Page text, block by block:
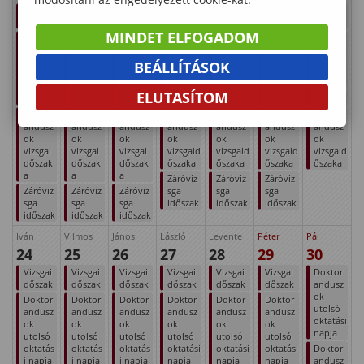
dőszak
andusz
oktatás
Doktor
andusz
ok
vizsgai
dőszak
a
Záróviz
sga
időszak
dőszak
andusz
oktatás
Doktor
andusz
ok
vizsgai
dőszak
a
Záróviz
sga
időszak
Vizsgai
dőszak
Doktor
andusz
utolsó
oktatás
i napja
Doktor
andusz
ok
vizsgai
dőszak
a
Záróviz
sga
időszak
dőszak
Doktor
andusz
ok
utolsó
oktatási
napja
Doktor
andusz
ok
vizsgaid
őszaka
Záróviz
sga
időszak
dőszak
Doktor
andusz
ok
utolsó
oktatási
napja
Doktor
andusz
ok
vizsgaid
őszaka
Záróviz
sga
időszak
dőszak
andusz
oktatási
Doktor
andusz
ok
vizsgaid
őszaka
Záróviz
sga
időszak
dőszak
andusz
oktatási
Doktor
andusz
ok
vizsgaid
őszaka
Iván
24
Vizsgai
dőszak
Doktor
andusz
ok
utolsó
oktatás
i napja
Vilmos
25
Vizsgai
dőszak
Doktor
andusz
ok
utolsó
oktatás
i napja
János
26
Vizsgai
dőszak
Doktor
andusz
ok
utolsó
oktatás
i napja
László
27
Vizsgai
dőszak
Doktor
andusz
ok
utolsó
oktatási
napja
Levente
28
Vizsgai
dőszak
Doktor
andusz
ok
utolsó
oktatási
napja
Péter
29
Vizsgai
dőszak
Doktor
andusz
ok
utolsó
oktatási
napja
Pál
30
Doktor
andusz
ok
utolsó
oktatási
napja
Doktor
andusz
MINDET ELFOGADOM
BEÁLLÍTÁSOK
ELUTASÍTOM